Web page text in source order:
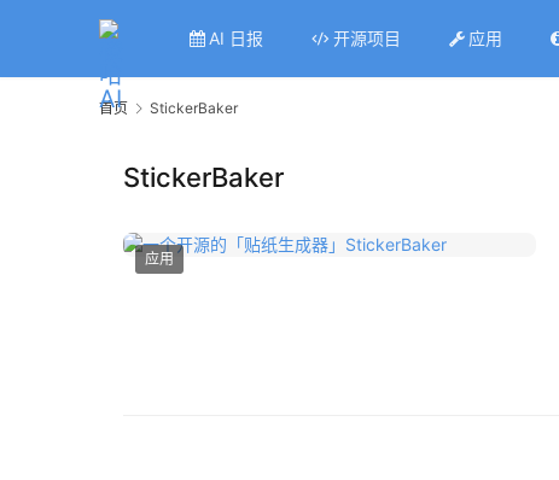
AI 日报 开源项目 应用
首页 StickerBaker
StickerBaker
应用